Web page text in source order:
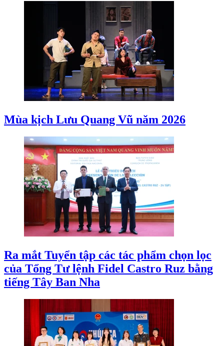
Mùa kịch Lưu Quang Vũ năm 2026
Ra mắt Tuyển tập các tác phẩm chọn lọc
của Tổng Tư lệnh Fidel Castro Ruz bằng
tiếng Tây Ban Nha